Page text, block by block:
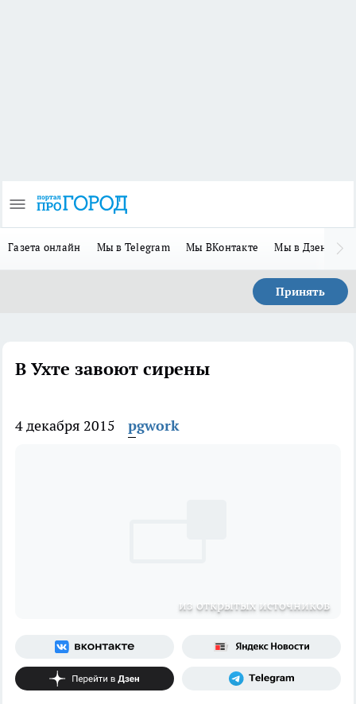
Газета онлайн Мы в Telegram Мы ВКонтакте Мы в Дзене
Принять
В Ухте завоют сирены
4 декабря 2015 pgwork
из открытых источников